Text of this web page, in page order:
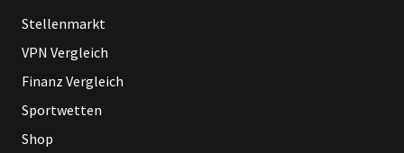
Stellenmarkt
VPN Vergleich
Finanz Vergleich
Sportwetten
Shop